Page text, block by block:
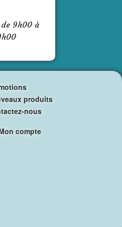
9h00 à
produits
nous
compte